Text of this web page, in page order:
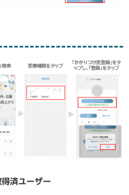
得済ユーザー